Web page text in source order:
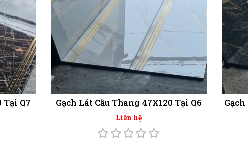
Tại Q7 Gạch Lát Cầu Thang 47X120 Tại Q6
Liên hệ
Gạch